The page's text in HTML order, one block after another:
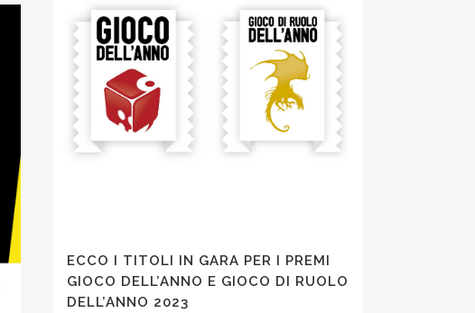
ECCO I TITOLI IN GARA PER I PREMI
GIOCO DELL’ANNO E GIOCO DI RUOLO
DELL’ANNO 2023